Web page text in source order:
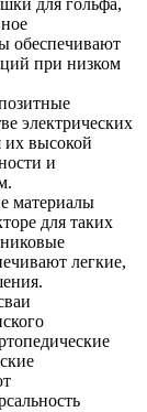
для гольфа,
обеспечивают
при низком
электрических
их высокой
и
материалы
для таких
легкие,